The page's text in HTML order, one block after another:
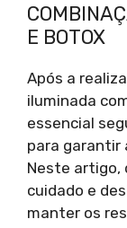
E BOTOX
Após a
iluminada
essencial
para garantir
Neste artigo,
cuidado e
manter os